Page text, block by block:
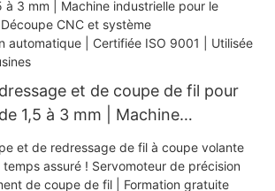
et de coupe de fil pour
1,5 à 3 mm | Machine
le redressage de fil | Découpe
d'alimentation automatique |
| Utilisée par plus de 1000